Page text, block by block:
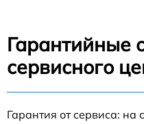
Гарантийные
сервисного
Гарантия от сервиса: на